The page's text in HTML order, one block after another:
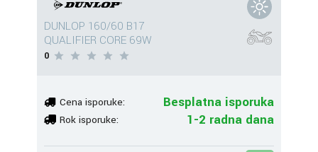
DUNLOP 160/60 B17
QUALIFIER CORE 69W
0
Cena isporuke: Besplatna isporuka
Rok isporuke: 1-2 radna dana